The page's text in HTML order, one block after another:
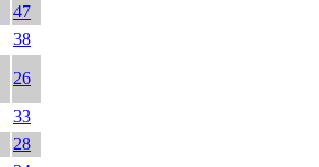
47
38
26
33
28